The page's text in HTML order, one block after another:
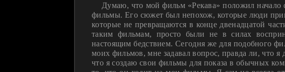
Думаю, что мой фильм «Рекава» положил начало
фильмы. Его сюжет был непохож, которые люди
которые не превращаются в конце двенадцатой
таким фильмам, просто были не в силах
настоящим бедствием. Сегодня же для подобного
моих фильмов, мне задавал вопрос, правда ли, что
что я создаю свои фильмы для показа в обычных